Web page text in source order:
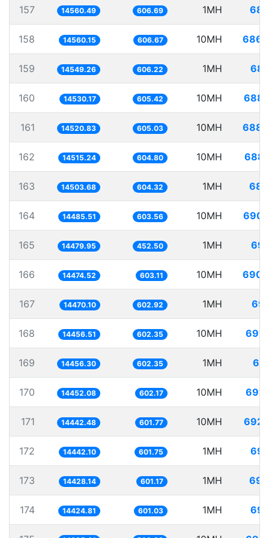
157 14560.49 606.69 1MH
158 14560.15 606.67 10MH
159 14549.26 606.22 1MH
160 14530.17 605.42 10MH
161 14520.83 605.03 10MH
162 14515.24 604.80 10MH
163 14503.68 604.32 1MH
164 14485.51 603.56 10MH
165 14479.95 452.50 1MH
166 14474.52 603.11 10MH
167 14470.10 602.92 1MH
168 14456.51 602.35 10MH
169 14456.30 602.35 1MH
170 14452.08 602.17 10MH
171 14442.48 601.77 10MH
172 14442.10 601.75 1MH
173 14428.14 601.17 1MH
174 14424.81 601.03 1MH